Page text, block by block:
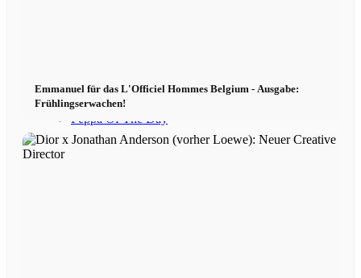
Peppa Of The Day
Emmanuel für das L'Officiel Hommes Belgium - Ausgabe:
Frühlingserwachen!